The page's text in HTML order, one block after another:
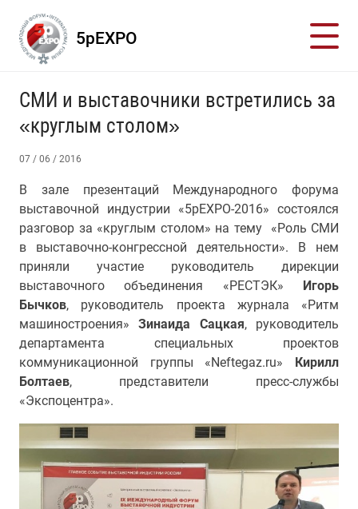
5pEXPO
СМИ и выставочники встретились за
«круглым столом»
07 / 06 / 2016
В зале презентаций Международного форума
выставочной индустрии «5pEXPO-2016» состоялся
разговор за «круглым столом» на тему «Роль СМИ
в выставочно-конгрессной деятельности». В нем
приняли участие руководитель дирекции
выставочного объединения «РЕСТЭК» Игорь
Бычков, руководитель проекта журнала «Ритм
машиностроения»Зинаида Сацкая, руководитель
департамента специальных проектов
коммуникационной группы «Neftegaz.ru» Кирилл
Болтаев, представители пресс-службы
«Экспоцентра».